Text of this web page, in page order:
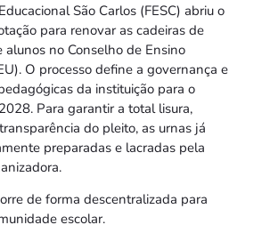
São Carlos (FESC) abriu o
para renovar as cadeiras de
alunos no Conselho de Ensino
O processo define a governança e
da instituição para o
Para garantir a total lisura,
do pleito, as urnas já
preparadas e lacradas pela
de forma descentralizada para
escolar.